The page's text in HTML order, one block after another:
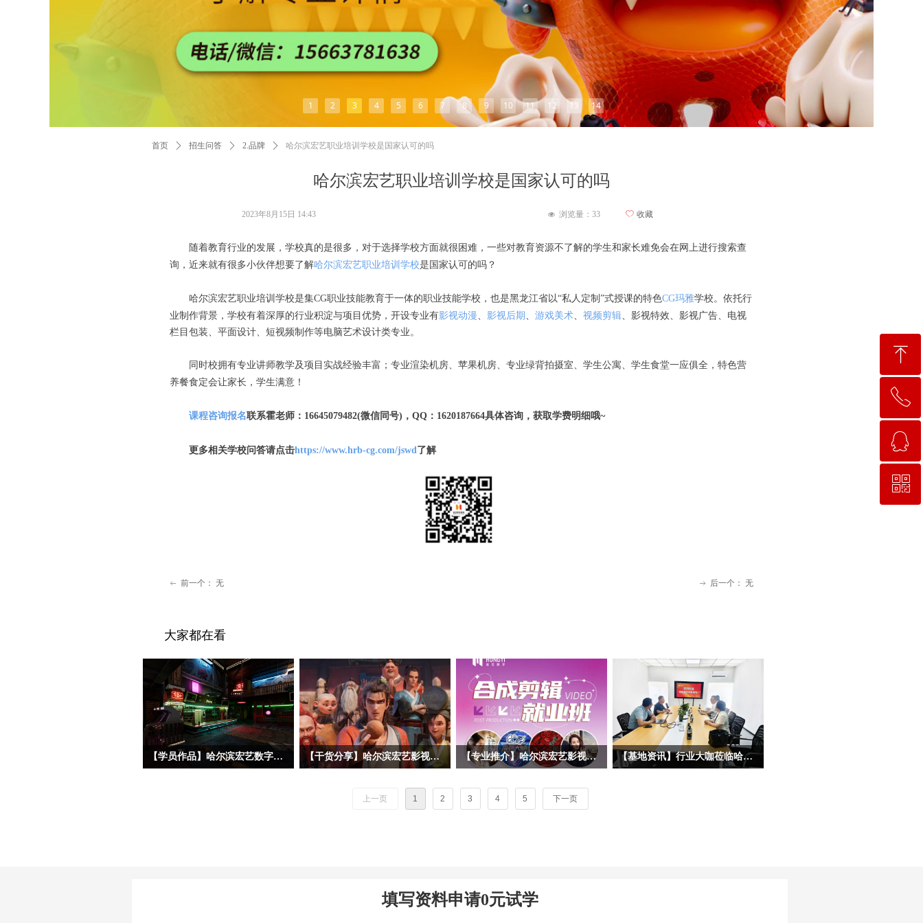
1 2 3 4 5 6 7 8 9 10 11 12 13 14
哈尔滨宏艺职业培训学校是国家认可的吗
随着教育行业的发展，学校真的是很多，对于选择学校方面就很困难，一些对教育资源不了解的学生和家长难免会在网上进行搜索查
询， 近来就有很多小伙伴想要了解哈尔滨宏艺职业培训学校是 国家认可的吗？
哈尔滨宏艺职业培训学校是集CG职业技能教育于一体的职业技能学校，也是黑龙江省以“私人定制”式授课的特色CG玛雅学校。依托行
业制作背景，学校有着深厚的行业积淀与项目优势，开设专业有影视动漫、 影视后期 、 游戏美术、 视频剪辑、影视特效、影视广告、电视
栏目包装、平面设计、短视频制作等电脑艺术设计类专业。
同时校拥有专业讲师教学及项目实战经验丰富；专业渲染机房、苹果机房、专业绿背拍摄室、学生公寓、学生食堂一应俱全，特色营
养餐食定会让家长，学生满意！
课程咨询报名联系霍老师： 16645079482(微信同号)，QQ：1620187664具体咨询，获取学费明细哦~
更多相关学校问答请点击https://www.hrb-cg.com/jswd了解
2023年8月15日 14:43 ꄀ 收藏
ꂃ 前一个： 无 ꁹ 后一个： 无
首页 ꄲ 招生问答 ꄲ 2.品牌 ꄲ 哈尔滨宏艺职业培训学校是国家认可的吗
넶 浏览量： 33
填写资料申请0元试学
【学员作品】哈尔滨宏艺数字基地学员三维作品——初级材质 【干货分享】哈尔滨宏艺影视动画学校拆解暑期黑马《八仙！》幕后阵容！动画专业学子求职必看动画公司清单
很多同学沉浸在八仙的奇幻故事、精良
的3D动画画面之中。作为动画学习
品宣发全链条企业，整理每家公司所在
地、业务范围、代表作、招人方向，为
【专业推介】哈尔滨宏艺影视动画学校影视后期合成剪辑专业——一站式解锁就业技能，实战教学赋能，开启影视职业道路！
业的爆发式增长，后期合成剪辑已成为
数字内容产业的核心技能之一。哈尔滨
者，应往届高校毕业生，还是希望转行
进入影视行业的职场人士，影视后期合
【基地资讯】行业大咖莅临哈尔滨宏艺数字基地考察，共启IP合作新征程
上一页 1 2 3 4 5 下一页
大家都在看
ꁸ
回到顶部
ꂅ
15663781638
ꁗ
QQ客服
ꀥ